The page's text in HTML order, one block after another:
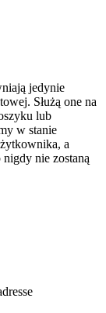
jedynie
Służą one na
lub
w stanie
a
nie zostaną